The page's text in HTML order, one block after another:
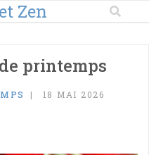
printemps
18 MAI 2026